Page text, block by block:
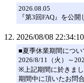
2026.08.05
『第3回FAQ』を公開
2026/08/08 22:34:10
■夏季休業期間につい
2026/8/11（火）～
※上記期間に於きま
期間中に頂いたお問